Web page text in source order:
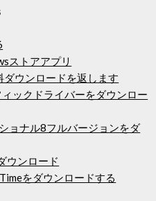
ストアアプリ
ダウンロードを返します
ックドライバーをダウンロー
ョナル8フルバージョンをダ
ウンロード
をダウンロードする